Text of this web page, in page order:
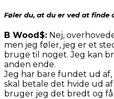
Føler du, at du er ved at finde
B Wood$: Nej,
men jeg føler, jeg er et
bruge til noget. Jeg kan
anden ende.
Jeg har bare fundet ud
skal betale det hvide ud
bruger jeg det bredt og